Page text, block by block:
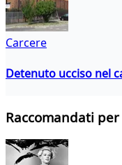
Carcere
Detenuto ucciso nel
Raccomandati